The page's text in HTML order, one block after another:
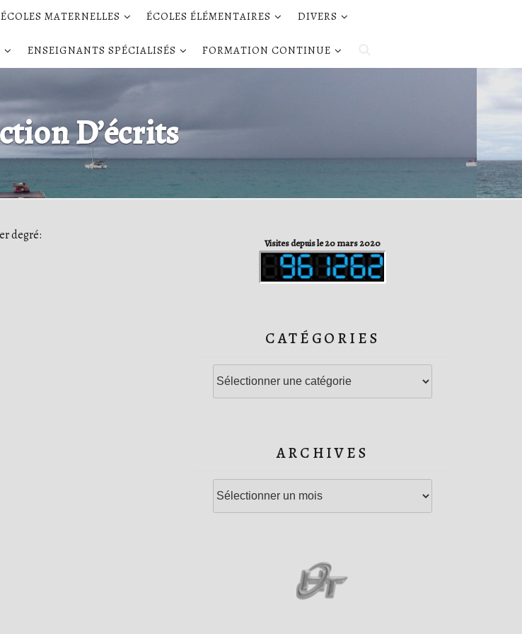
ÉCOLES MATERNELLES ÉCOLES ÉLÉMENTAIRES DIVERS
ENSEIGNANTS SPÉCIALISÉS FORMATION CONTINUE
D’écrits
degré:
Visites depuis le 20 mars 2020
CATÉGORIES
ARCHIVES